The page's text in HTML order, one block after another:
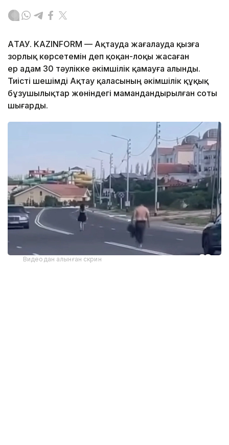
АҚТАУ. KAZINFORM — Ақтауда жағалауда қызға
зорлық көрсетемін деп қоқан-лоқы жасаған
ер адам 30 тәулікке әкімшілік қамауға алынды.
Тиісті шешімді Ақтау қаласының әкімшілік құқық
бұзушылықтар жөніндегі мамандандырылған соты
шығарды.
Видеодан алынған скрин